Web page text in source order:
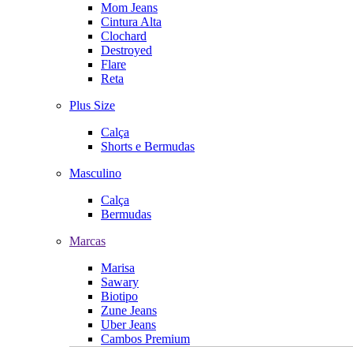
Mom Jeans
Cintura Alta
Clochard
Destroyed
Flare
Reta
Plus Size
Calça
Shorts e Bermudas
Masculino
Calça
Bermudas
Marcas
Marisa
Sawary
Biotipo
Zune Jeans
Uber Jeans
Cambos Premium